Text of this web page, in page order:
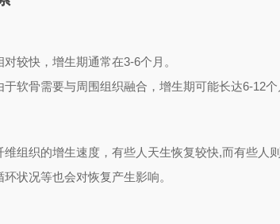
对较快，增生期通常在3-6个月。
于软骨需要与周围组织融合，增生期可能长达6-12个
组织的增生速度，有些人天生恢复较快,而有些人
状况等也会对恢复产生影响。